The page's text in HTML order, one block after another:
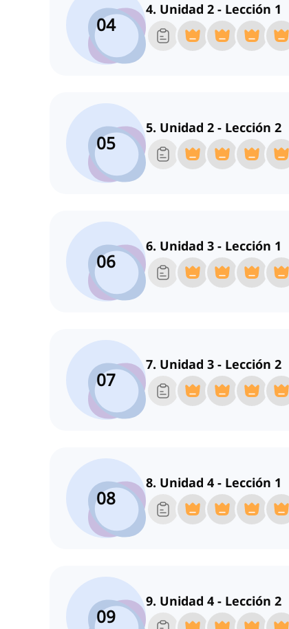
04
4. Unidad 2 - Lección 1
05
5. Unidad 2 - Lección 2
06
6. Unidad 3 - Lección 1
07
7. Unidad 3 - Lección 2
08
8. Unidad 4 - Lección 1
09
9. Unidad 4 - Lección 2